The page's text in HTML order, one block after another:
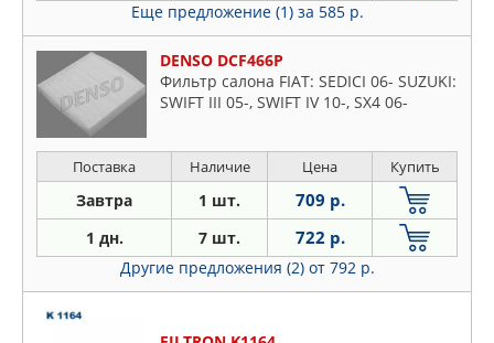
Еще предложение (1) за 585 р.
DENSO DCF466P
Фильтр салона FIAT: SEDICI 06- SUZUKI:
SWIFT III 05-, SWIFT IV 10-, SX4 06-
Поставка Наличие Цена Купить
Завтра 1 шт. 709 р.
1 дн. 7 шт. 722 р.
Другие предложения (2) от 792 р.